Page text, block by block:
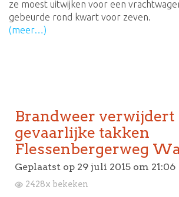
ze moest uitwijken voor een
gebeurde rond kwart voor zeven.
(meer…)
Brandweer verwijdert
gevaarlijke takken
Flessenbergerweg
Geplaatst op 29 juli 2015 om 21:06
2428x bekeken